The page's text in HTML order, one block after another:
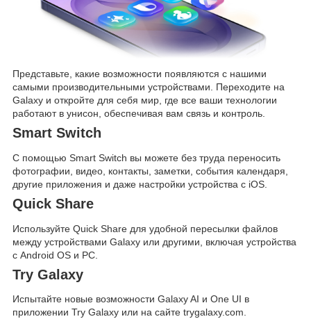
Представьте, какие возможности появляются с нашими
самыми производительными устройствами. Переходите на
Galaxy и откройте для себя мир, где все ваши технологии
работают в унисон, обеспечивая вам связь и контроль.
Smart Switch
С помощью Smart Switch вы можете без труда переносить
фотографии, видео, контакты, заметки, события календаря,
другие приложения и даже настройки устройства с iOS.
Quick Share
Используйте Quick Share для удобной пересылки файлов
между устройствами Galaxy или другими, включая устройства
с Android OS и PC.
Try Galaxy
Испытайте новые возможности Galaxy AI и One UI в
приложении Try Galaxy или на сайте trygalaxy.com.